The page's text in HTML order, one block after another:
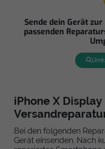
Sende dein Gerät
passenden
iPhone X Display
Bei den folgenden
Gerät einsenden. Nach